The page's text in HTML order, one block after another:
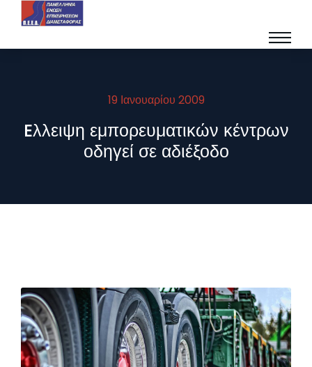
19 Ιανουαρίου 2009
Eλλειψη εμπορευματικών κέντρων
οδηγεί σε αδιέξοδο